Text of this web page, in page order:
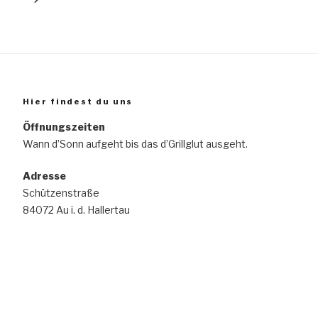
Hier findest du uns
Öffnungszeiten
Wann d’Sonn aufgeht bis das d’Grillglut ausgeht.
Adresse
Schützenstraße
84072 Au i. d. Hallertau